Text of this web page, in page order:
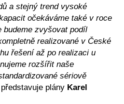
a stejný trend vysoké
očekáváme také v roce
budeme zvyšovat podíl
realizované v České
řešení až po realizaci u
rozšířit naše
sériově
představuje plány Karel